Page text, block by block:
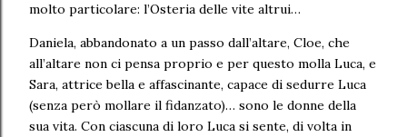
molto particolare: l’Osteria delle vite altrui…
Daniela, abbandonato a un passo dall’altare, Cloe, che
all’altare non ci pensa proprio e per questo molla Luca, e
Sara, attrice bella e affascinante, capace di sedurre Luca
(senza però mollare il fidanzato)… sono le donne della
sua vita. Con ciascuna di loro Luca si sente, di volta in